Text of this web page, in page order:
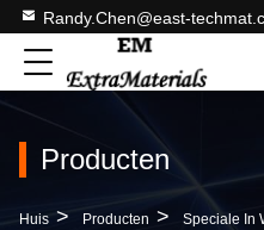
Randy.Chen@east-
Producten
Huis > Producten > Speciale In